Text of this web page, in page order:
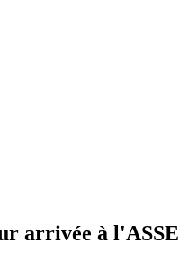
arrivée à l'ASSE